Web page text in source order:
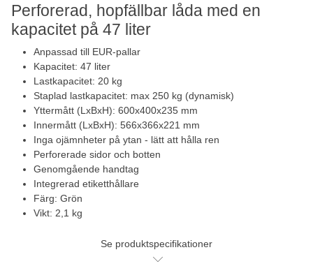
Perforerad, hopfällbar låda med en
kapacitet på 47 liter
Anpassad till EUR-pallar
Kapacitet: 47 liter
Lastkapacitet: 20 kg
Staplad lastkapacitet: max 250 kg (dynamisk)
Yttermått (LxBxH): 600x400x235 mm
Innermått (LxBxH): 566x366x221 mm
Inga ojämnheter på ytan - lätt att hålla ren
Perforerade sidor och botten
Genomgående handtag
Integrerad etiketthållare
Färg: Grön
Vikt: 2,1 kg
Se produktspecifikationer